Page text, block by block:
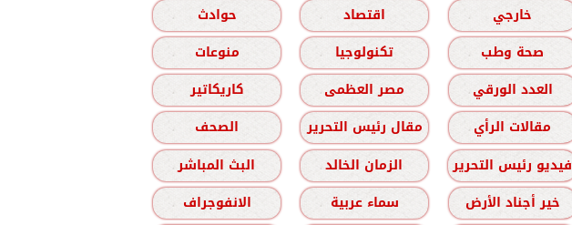
خارجي اقتصاد
حوادث
صحة وطب تكنولوجيا
منوعات
العدد الورقي مصر العظمى
كاريكاتير
مقالات الرأي مقال رئيس التحرير
الصحف
فيديو رئيس التحرير الزمان الخالد
البث المباشر
خير أجناد الأرض سماء عربية الانفوجراف